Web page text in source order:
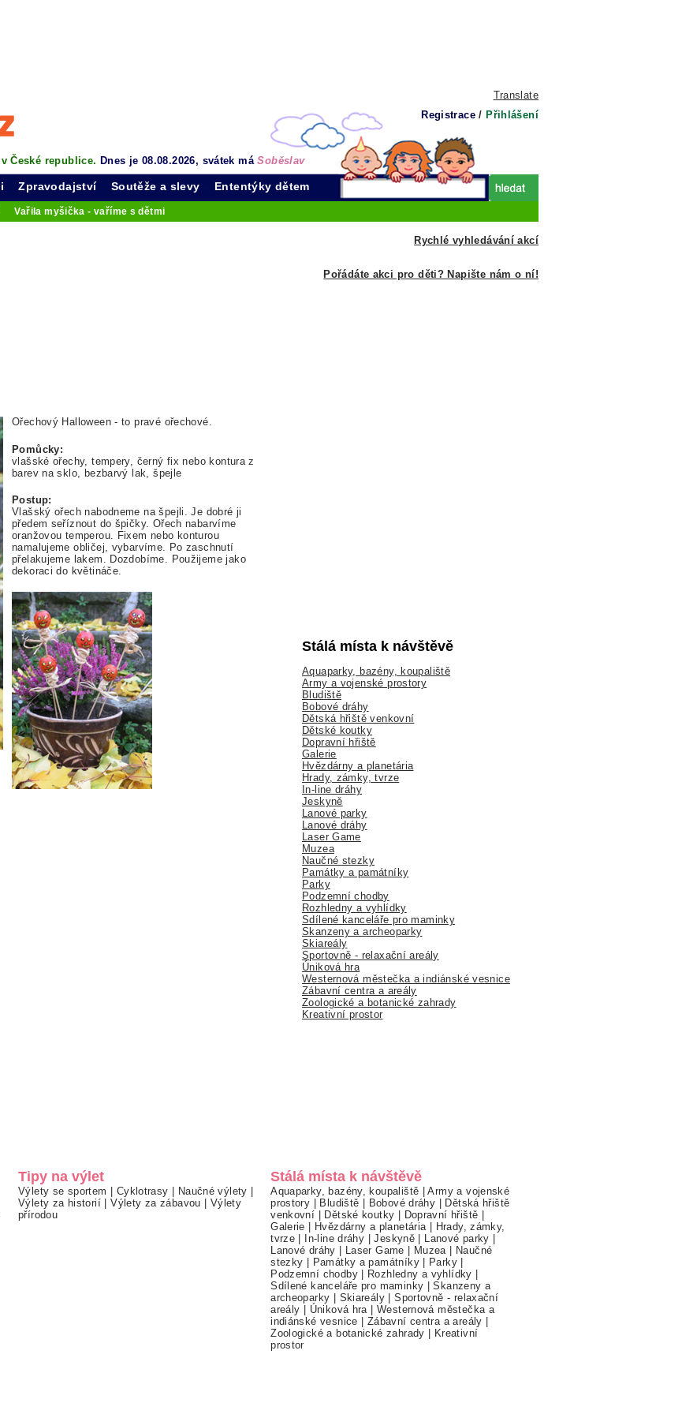
Translate
Registrace / Přihlášení
České republice. Dnes je 08.08.2026, svátek máSoběslav
Zpravodajství Soutěže a slevy Ententýky dětem
Vařila myšička - vaříme s dětmi
Rychlé vyhledávání akcí
Pořádáte akci pro děti? Napište nám o ní!
Ořechový Halloween - to pravé ořechové.
Pomůcky:
vlašské ořechy, tempery, černý fix nebo kontura z
barev na sklo, bezbarvý lak, špejle
Postup:
Vlašský ořech nabodneme na špejli. Je dobré ji
předem seříznout do špičky. Ořech nabarvíme
oranžovou temperou. Fixem nebo konturou
namalujeme obličej, vybarvíme. Po zaschnutí
přelakujeme lakem. Dozdobíme. Použijeme jako
dekoraci do květináče.
Stálá místa k návštěvě
Aquaparky, bazény, koupaliště
Army a vojenské prostory
Bludiště
Bobové dráhy
Dětská hřiště venkovní
Dětské koutky
Dopravní hřiště
Galerie
Hvězdárny a planetária
Hrady, zámky, tvrze
In-line dráhy
Jeskyně
Lanové parky
Lanové dráhy
Laser Game
Muzea
Naučné stezky
Památky a památníky
Parky
Podzemní chodby
Rozhledny a vyhlídky
Sdílené kanceláře pro maminky
Skanzeny a archeoparky
Skiareály
Sportovně - relaxační areály
Úniková hra
Westernová městečka a indiánské vesnice
Zábavní centra a areály
Zoologické a botanické zahrady
Kreativní prostor
Tipy na výlet
Výlety se sportem Cyklotrasy Naučné výlety
Výlety za historií |Výlety za zábavou
Výlety
přírodou
Stálá místa k návštěvě
Aquaparky, bazény, koupaliště |Army a vojenské
prostory
Bludiště Bobové dráhy
Dětská hřiště
venkovní
Dětské koutky Dopravní hřiště
Galerie
Hvězdárny a planetária|
Hrady, zámky,
tvrze
In-line dráhy |Jeskyně Lanové parky
Lanové dráhy
Laser Game Muzea|
Naučné
stezky
Památky a památníky| Parky
Podzemní chodby| Rozhledny a vyhlídky
Sdílené kanceláře pro maminky |Skanzeny a
archeoparky
Skiareály |Sportovně - relaxační
areály
Úniková hra|Westernová městečka a
indiánské vesnice
Zábavní centra a areály
Zoologické a botanické zahrady
Kreativní
prostor